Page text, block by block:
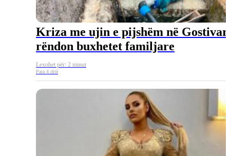
Kriza me ujin e pijshëm në Gostivar
rëndon buxhetet familjare
Lexohet për: 2 minut
Para 4 ditë